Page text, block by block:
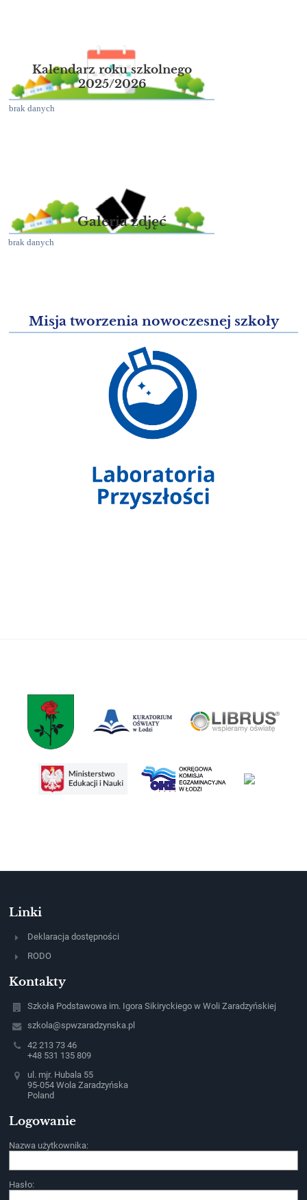
Kalendarz roku szkolnego
2025/2026
brak danych
Galeria zdjęć
brak danych
Misja tworzenia nowoczesnej szkoły
Linki
Deklaracja dostępności
RODO
Kontakty
Szkoła Podstawowa im. Igora Sikiryckiego w Woli Zaradzyńskiej
szkola@spwzaradzynska.pl
42 213 73 46
+48 531 135 809
ul. mjr. Hubala 55
95-054 Wola Zaradzyńska
Poland
Logowanie
Nazwa użytkownika:
Hasło: